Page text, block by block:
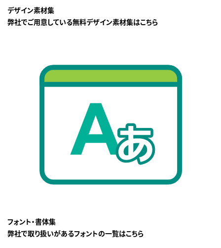
デザイン素材集
弊社でご用意している無料デザイン素材集はこちら
フォント・書体集
弊社で取り扱いがあるフォントの一覧はこちら